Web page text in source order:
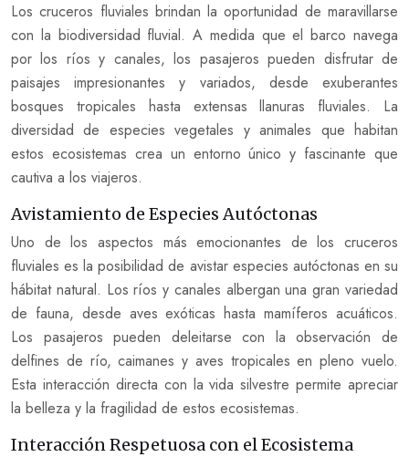
Los cruceros fluviales brindan la oportunidad de maravillarse
con la biodiversidad fluvial. A medida que el barco navega
por los ríos y canales, los pasajeros pueden disfrutar de
paisajes impresionantes y variados, desde exuberantes
bosques tropicales hasta extensas llanuras fluviales. La
diversidad de especies vegetales y animales que habitan
estos ecosistemas crea un entorno único y fascinante que
cautiva a los viajeros.
Avistamiento de Especies Autóctonas
Uno de los aspectos más emocionantes de los cruceros
fluviales es la posibilidad de avistar especies autóctonas en su
hábitat natural. Los ríos y canales albergan una gran variedad
de fauna, desde aves exóticas hasta mamíferos acuáticos.
Los pasajeros pueden deleitarse con la observación de
delfines de río, caimanes y aves tropicales en pleno vuelo.
Esta interacción directa con la vida silvestre permite apreciar
la belleza y la fragilidad de estos ecosistemas.
Interacción Respetuosa con el Ecosistema